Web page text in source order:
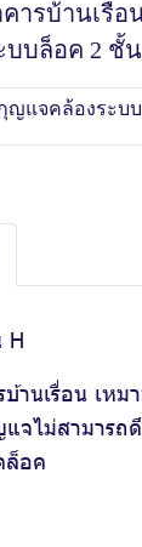
ารบ้านเรื่อ
บบล็อค 2 ชั้น
ญแจคล้องระบ
H
านเรื่อน เหม
จไม่สามารถ
ล็อค